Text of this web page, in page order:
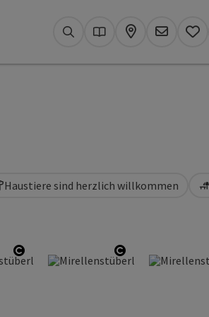
SuchenKataloge
Karte
Copyright öffnenCopyright
Haustiere sind herzlich willkommen